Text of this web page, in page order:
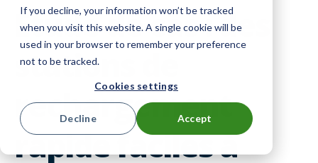
If you decline, your information won’t be tracked
when you visit this website. A single cookie will be
used in your browser to remember your preference
not to be tracked.
Cookies settings
Accept
Decline
Étude de cas : des
stations de
rechargement
rapide faciles à